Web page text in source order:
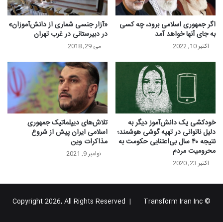
اگر‌ جمهوری اسلامی برود، چه کسی
به جای آنها خواهد آمد
اکتبر 10, 2022
«آزار جنسی شماری از دانش‌آموزان»
در دبیرستانی در غرب تهران
می 29, 2018
خودکشی یک دانش‌آموز دیگر به
دلیل ناتوانی در تهیه گوشی هوشمند؛
نتیجه ۴۰ سال بی‌اعتنایی حکومت به
محرومیت مردم
اکتبر 23, 2020
تلاش‌های دیپلماتیک جمهوری
اسلامی ایران پیش از شروع
مذاکرات وین
نوامبر 9, 2021
© Copyright 2026, All Rights Reserved |
Transform Iran Inc